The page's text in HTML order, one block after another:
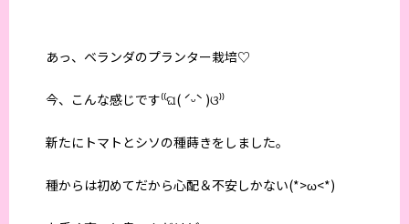
あっ、ベランダのプランター栽培♡
今、こんな感じです⁽⁽ଘ( ˊᵕˋ )ଓ⁾⁾
新たにトマトとシソの種蒔きをしました。
種からは初めてだから心配＆不安しかない(*>ω<*)